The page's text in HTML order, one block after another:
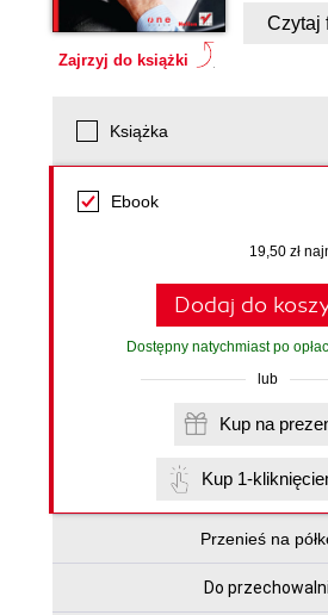
Zajrzyj do książki
Czytaj
Książka
Ebook
19,50 zł
Dodaj do
Dostępny natychmiast po
lub
Kup na
Kup 1-
Przenieś na
Do przechowalni